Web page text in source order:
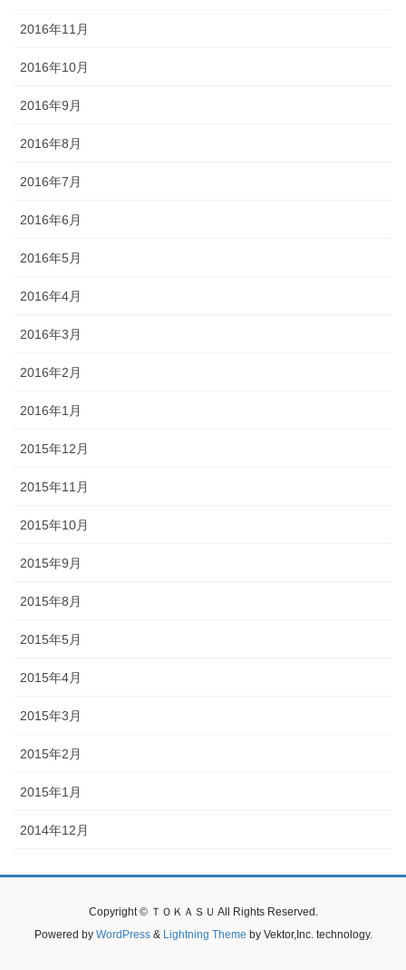
2016年11月
2016年10月
2016年9月
2016年8月
2016年7月
2016年6月
2016年5月
2016年4月
2016年3月
2016年2月
2016年1月
2015年12月
2015年11月
2015年10月
2015年9月
2015年8月
2015年5月
2015年4月
2015年3月
2015年2月
2015年1月
2014年12月
Copyright © ＴＯＫＡＳＵ All Rights Reserved.
Powered by WordPress& Lightning Theme by Vektor,Inc. technology.